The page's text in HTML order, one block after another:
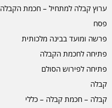
ערוץ קבלה למתחיל – חכמת הקבלה
פסח
פרשה ומועד בבינה מלכותית
פתיחה לחכמת הקבלה
פתיחה לפירוש הסולם
קבלה
קבלה – חכמת קבלה – כללי